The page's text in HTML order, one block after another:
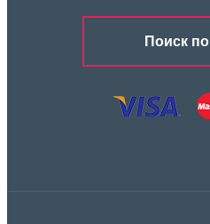
Поиск